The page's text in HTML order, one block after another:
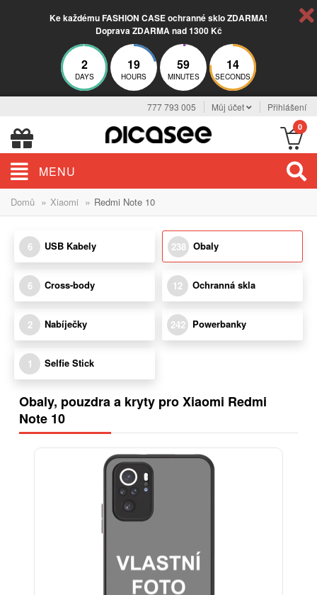
Ke každému FASHION CASE ochranné sklo ZDARMA!
Doprava ZDARMA nad 1300 Kč
2
DAYS
19
HOURS
59
MINUTES
13
SECONDS
777 793 005 Můj účet Přihlášení
0
MENU
Domů » Xiaomi » Redmi Note 10
6 USB Kabely 238 Obaly
6 Cross-body 12 Ochranná skla
2 Nabíječky 242 Powerbanky
1 Selfie Stick
Obaly, pouzdra a kryty pro Xiaomi Redmi
Note 10